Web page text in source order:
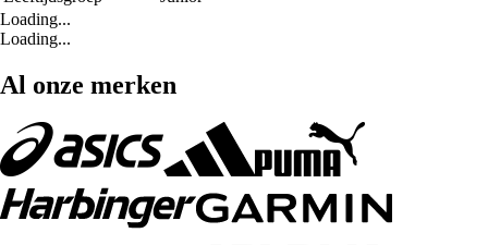
Loading...
Loading...
Al onze merken